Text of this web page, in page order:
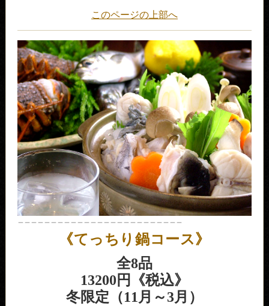
このページの上部へ
《てっちり鍋コース》
全8品
13200円《税込》
冬限定（11月～3月）